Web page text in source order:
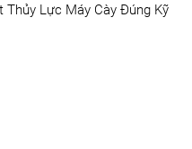
Thủy Lực Máy Cày Đúng Kỹ